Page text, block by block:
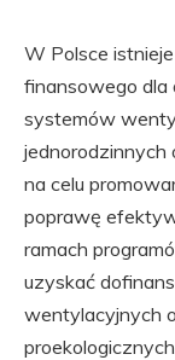
W Polsce
finansowego dla
systemów
jednorodzinnych
na celu
poprawę
ramach
uzyskać
wentylacyjnych